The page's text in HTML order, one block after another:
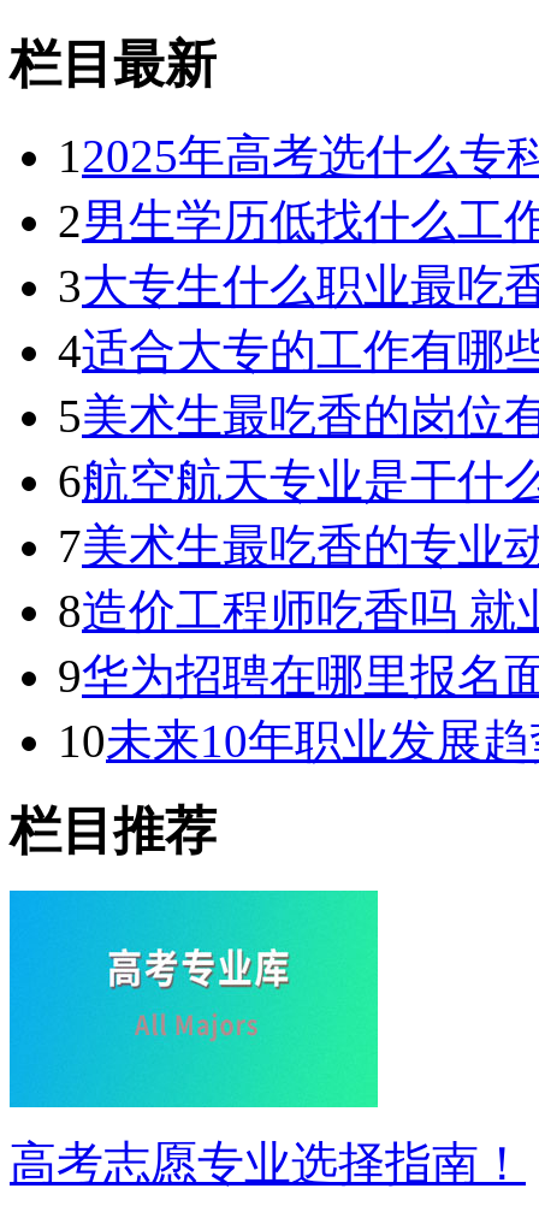
栏目最新
1 2025年高考选什么专
2男生学历低找什么工
3大专生什么职业最吃
4适合大专的工作有哪
5美术生最吃香的岗位
6航空航天专业是干什
7美术生最吃香的专业
8造价工程师吃香吗 就
9华为招聘在哪里报名
10未来10年职业发展
栏目推荐
高考志愿专业选择指南！